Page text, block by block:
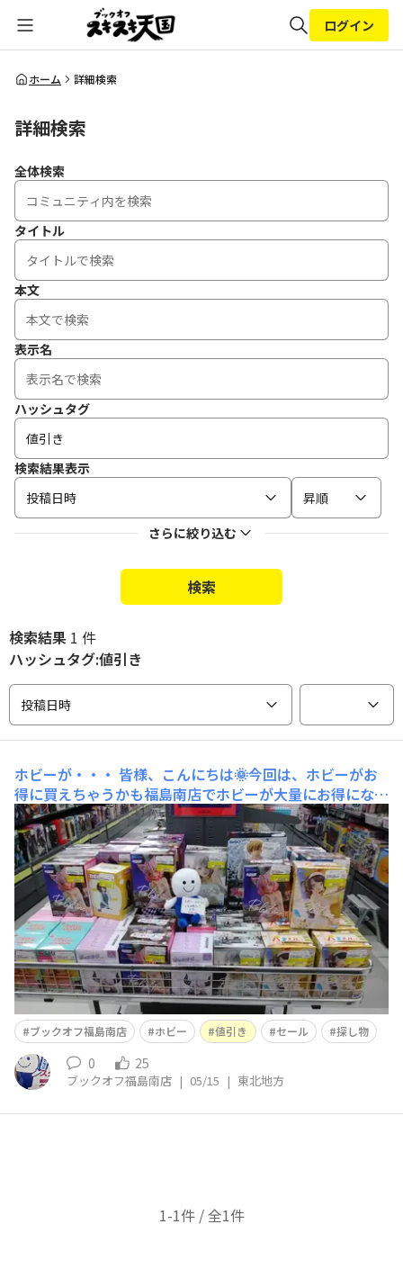
全体検索
ログイン
ホーム 詳細検索
詳細検索
全体検索
タイトル
本文
表示名
ハッシュタグ
検索結果表示
投稿日時
昇順
さらに絞り込む
検索
検索結果 1 件
ハッシュタグ:値引き
投稿日時
ホビーが・・・ 皆様、こんにちは🌞今回は、ホビーがお
得に買えちゃうかも福島南店でホビーが大量にお得になっ
ております。欲しかったフィギュア値引きされて、あるか
もしれません。是非、探してみてください。
ブックオフ福島南店 ホビー 値引き セール 探し物
0 25
ブックオフ福島南店 | 05/15 | 東北地方
1-1件 / 全1件